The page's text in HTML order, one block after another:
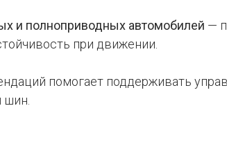
и полноприводных автомобилей —
при движении.
помогает поддерживать
шин.